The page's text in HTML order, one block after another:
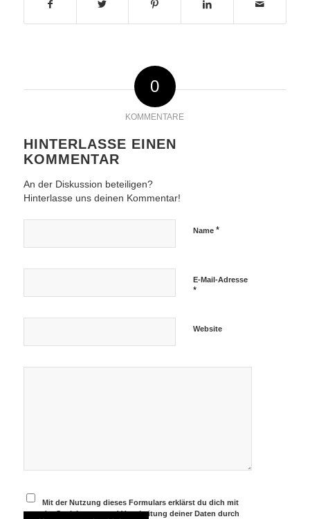
0
KOMMENTARE
HINTERLASSE EINEN
KOMMENTAR
An der Diskussion beteiligen?
Hinterlasse uns deinen Kommentar!
Name *
E-Mail-Adresse
*
Website
Mit der Nutzung dieses Formulars erklärst du dich mit
der Speicherung und Verarbeitung deiner Daten durch